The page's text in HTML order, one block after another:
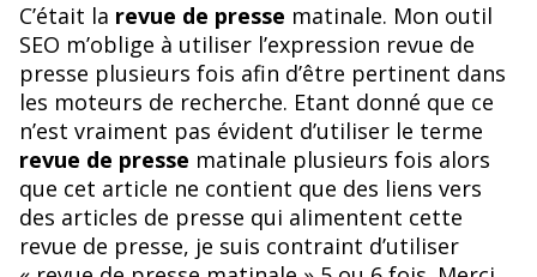
C’était la revue de presse matinale. Mon outil
SEO m’oblige à utiliser l’expression revue de
presse plusieurs fois afin d’être pertinent dans
les moteurs de recherche. Etant donné que ce
n’est vraiment pas évident d’utiliser le terme
revue de presse matinale plusieurs fois alors
que cet article ne contient que des liens vers
des articles de presse qui alimentent cette
revue de presse, je suis contraint d’utiliser